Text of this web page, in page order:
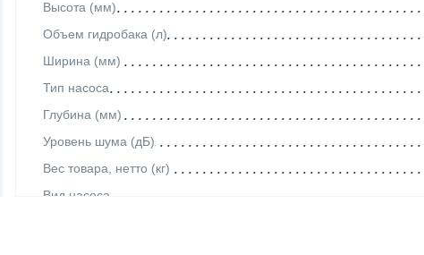
Высота (мм)
Объем гидробака (л)
Ширина (мм)
Тип насоса
Глубина (мм)
Уровень шума (дБ)
Вес товара, нетто (кг)
Вид насоса